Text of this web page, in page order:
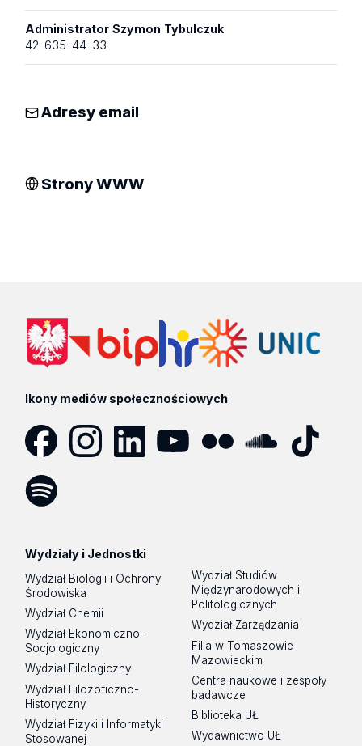
Administrator Szymon Tybulczuk
42-635-44-33
Adresy email
Strony WWW
Ikony mediów społecznościowych
Wydziały i Jednostki
Wydział Biologii i Ochrony
Środowiska
Wydział Chemii
Wydział Ekonomiczno-
Socjologiczny
Wydział Filologiczny
Wydział Filozoficzno-
Historyczny
Wydział Fizyki i Informatyki
Stosowanej
Wydział Studiów
Międzynarodowych i
Politologicznych
Wydział Zarządzania
Filia w Tomaszowie
Mazowieckim
Centra naukowe i zespoły
badawcze
Biblioteka UŁ
Wydawnictwo UŁ